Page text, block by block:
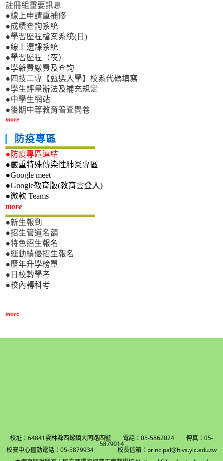
註冊組重要訊息
●線上申請重補修
●成績查詢系統
●學習歷程檔案系統(日)
●線上選課系統
●學習歷程（夜）
●學雜費繳費及查詢
●四技二專【甄選入學】校系代碼填寫
●學生評量辦法及補充規定
●中學生網站
●後期中等教育普查問卷
more
防疫專區
●防疫專區連結
●嚴重特殊傳染性肺炎專區
●Google meet
●Google教育版(教育雲登入)
●微軟 Teams
more新生專區
●新生報到
●招生管道名額
●特色招生報名
●運動績優招生報名
●歷年升學榜單
●日校轉學考
●校內轉科考
more
校址：64841雲林縣西螺鎮大同路四號 電話：05-5862024 傳真：05-
5879014
校安中心值勤電話：05-5879934 校長信箱：principal@hlvs.ylc.edu.tw